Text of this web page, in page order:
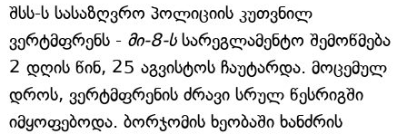
შსს-ს სასაზღვრო პოლიციის კუთვნილ
ვერტმფრენს - მი-8-სსარეგლამენტო შემოწმება
2 დღის წინ, 25 აგვისტოს ჩაუტარდა. მოცემულ
დროს, ვერტმფრენის ძრავი სრულ წესრიგში
იმყოფებოდა. ბორჯომის ხეობაში ხანძრის